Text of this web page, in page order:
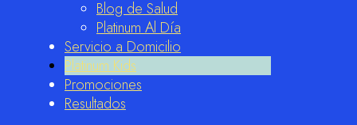
Blog de Salud
Platinum Al Día
Servicio a Domicilio
Platinum Kids
Promociones
Resultados